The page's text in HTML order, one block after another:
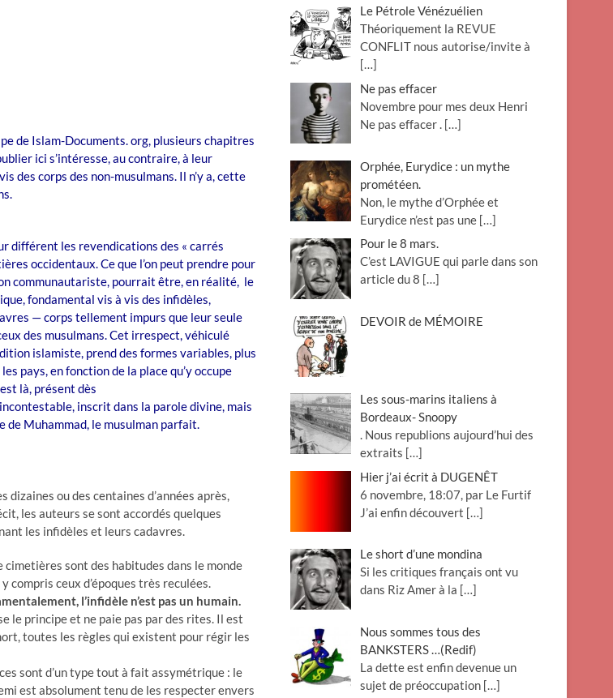
n
de Islam-Documents. org, plusieurs chapitres
ici s’intéresse, au contraire, à leur
des corps des non-musulmans. Il n’y a, cette
différent les revendications des « carrés
occidentaux. Ce que l’on peut prendre pour
communautariste, pourrait être, en réalité, le
fondamental vis à vis des infidèles,
— corps tellement impurs que leur seule
des musulmans. Cet irrespect, véhiculé
islamiste, prend des formes variables, plus
pays, en fonction de la place qu’y occupe
là, présent dès
inscrit dans la parole divine, mais
de Muhammad, le musulman parfait.
dizaines ou des centaines d’années après,
les auteurs se sont accordés quelques
les infidèles et leurs cadavres.
sont des habitudes dans le monde
compris ceux d’époques très reculées.
l’infidèle n’est pas un humain.
le principe et ne paie pas par des rites. Il est
toutes les règles qui existent pour régir les
sont d’un type tout à fait assymétrique : le
est absolument tenu de les respecter envers
Le Pétrole Vénézuélien
Théoriquement la REVUE
CONFLIT nous autorise/invite à
[…]
Ne pas effacer
Novembre pour mes deux Henri
Ne pas effacer . […]
Orphée, Eurydice : un mythe
prométéen.
Non, le mythe d’Orphée et
Eurydice n’est pas une […]
Pour le 8 mars.
C’est LAVIGUE qui parle dans son
article du 8 […]
DEVOIR de MÉMOIRE
Les sous-marins italiens à
Bordeaux- Snoopy
. Nous republions aujourd’hui des
extraits […]
Hier j’ai écrit à DUGENÊT
6 novembre, 18:07, par Le Furtif
J’ai enfin découvert […]
Le short d’une mondina
Si les critiques français ont vu
dans Riz Amer à la […]
Nous sommes tous des
BANKSTERS …(Redif)
La dette est enfin devenue un
sujet de préoccupation […]